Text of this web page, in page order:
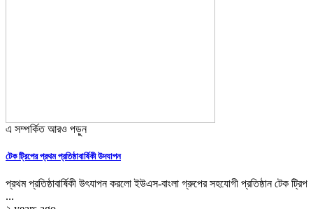
এ সম্পর্কিত আরও পড়ুন
টেক ট্রিপের প্রথম প্রতিষ্ঠাবার্ষিকী উদযাপন
প্রথম প্রতিষ্ঠাবার্ষিকী উৎযাপন করলো ইউএস-বাংলা গ্রুপের সহযোগী প্রতিষ্ঠান টেক ট্রিপ
...